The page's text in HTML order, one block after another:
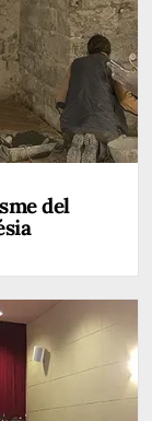
del